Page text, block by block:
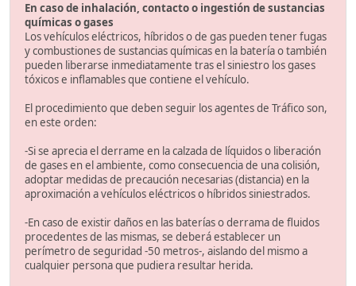
En caso de inhalación, contacto o ingestión de sustancias
químicas o gases
Los vehículos eléctricos, híbridos o de gas pueden tener fugas
y combustiones de sustancias químicas en la batería o también
pueden liberarse inmediatamente tras el siniestro los gases
tóxicos e inflamables que contiene el vehículo.
El procedimiento que deben seguir los agentes de Tráfico son,
en este orden:
-Si se aprecia el derrame en la calzada de líquidos o liberación
de gases en el ambiente, como consecuencia de una colisión,
adoptar medidas de precaución necesarias (distancia) en la
aproximación a vehículos eléctricos o híbridos siniestrados.
-En caso de existir daños en las baterías o derrama de fluidos
procedentes de las mismas, se deberá establecer un
perímetro de seguridad -50 metros-, aislando del mismo a
cualquier persona que pudiera resultar herida.